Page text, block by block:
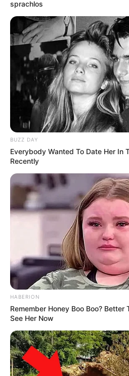
Schloss Meseberg - Eine
Barockanlage mit
Landschaftspark an einem
Schloss als Gästehaus der
genutzt wird, kann es
Tagen auch im Inneren
Informationen unter
eseberg.
Schloss Demerthin - In der
eines der wenigen
Renaissanceschlösser von
die Anlage Jahrzehnte lang
zwischen 1992 und 2004
Informationen unter
emerthin
Schloss Ribbeck - In der
der Nähe von Nauen
Familie derer von Ribbeck
heute ein Museum zum
Fontanes. Informationen
de.
Weitere Schlösser und
Neuruppin sind auch unter
g und in Berlin
aufgelistet.
Hier geht es zu allen
Sehenswürdigkeiten in
sprachlos
BUZZ DAY
Everybody Wanted To Date Her In
Recently
HABERION
Remember Honey Boo Boo? Better
See Her Now